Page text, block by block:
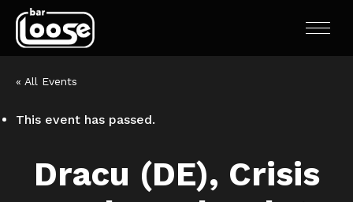
« All Events
This event has passed.
Dracu (DE), Crisis